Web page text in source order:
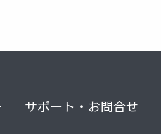
サポート・お問合せ